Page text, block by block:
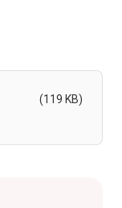
(119 KB)